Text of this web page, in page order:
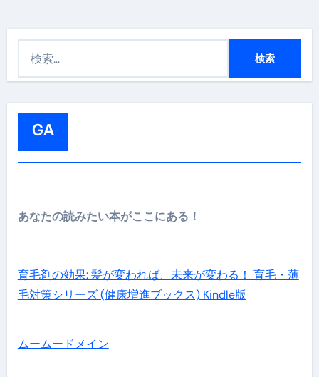
GA
あなたの読みたい本がここにある！
育毛剤の効果: 髪が変われば、未来が変わる！ 育毛・薄
毛対策シリーズ (健康増進ブックス) Kindle版
ムームードメイン